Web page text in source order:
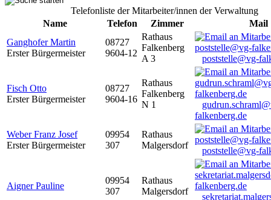
Telefonliste der Mitarbeiter/innen der Verwaltung
Name
Telefon Zimmer
Mail
Ganghofer Martin
Erster Bürgermeister
08727
9604-12
Rathaus
Falkenberg
A 3
poststelle@vg-
Fisch Otto
Erster Bürgermeister
08727
9604-16
Rathaus
Falkenberg
N 1
falkenberg.de
Weber Franz Josef
Erster Bürgermeister
09954
307
Rathaus
Malgersdorf
poststelle@vg-
Aigner Pauline
09954
307
Rathaus
Malgersdorf